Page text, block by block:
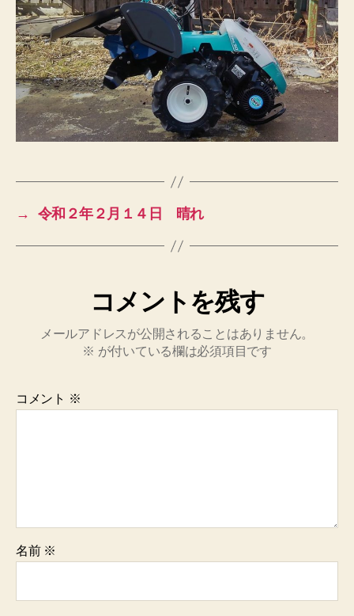
→ 令和２年２月１４日 晴れ
コメントを残す
メールアドレスが公開されることはありません。
※ が付いている欄は必須項目です
コメント ※
名前 ※